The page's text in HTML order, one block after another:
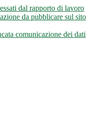
dal rapporto di lavoro
da pubblicare sul sito
comunicazione dei dati